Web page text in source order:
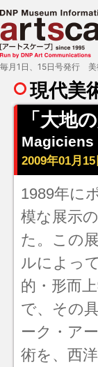
現代美
「大地
Magiciens
2009年01月
1989年に
模な展示
た。この
ルによっ
的・形而
で、その
ーク・ア
術を、西
毎月1日、15日号発行 美